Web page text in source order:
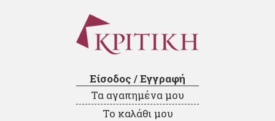
Είσοδος / Εγγραφή
Τα αγαπημένα μου
Το καλάθι μου